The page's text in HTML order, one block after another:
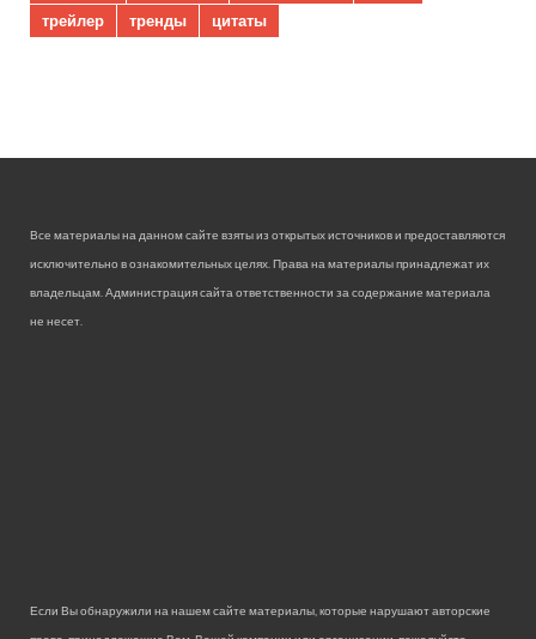
трейлер
тренды цитаты
Все материалы на данном сайте взяты из открытых источников и предоставляются
исключительно в ознакомительных целях. Права на материалы принадлежат их
владельцам. Администрация сайта ответственности за содержание материала
не несет.
Если Вы обнаружили на нашем сайте материалы, которые нарушают авторские